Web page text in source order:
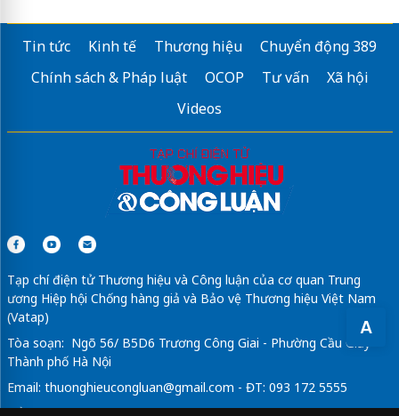
A
Tin tức Kinh tế Thương hiệu
Chuyển động 389
Chính sách & Pháp luật
OCOP Tư vấn
Xã hội
Videos
Tạp chí điện tử Thương hiệu và Công luận của cơ quan Trung
ương Hiệp hội Chống hàng giả và Bảo vệ Thương hiệu Việt Nam
(Vatap)
Tòa soạn: Ngõ 56/ B5D6 Trương Công Giai - Phường Cầu Giấy -
Thành phố Hà Nội
Email: thuonghieucongluan@gmail.com - ĐT: 093 172 5555